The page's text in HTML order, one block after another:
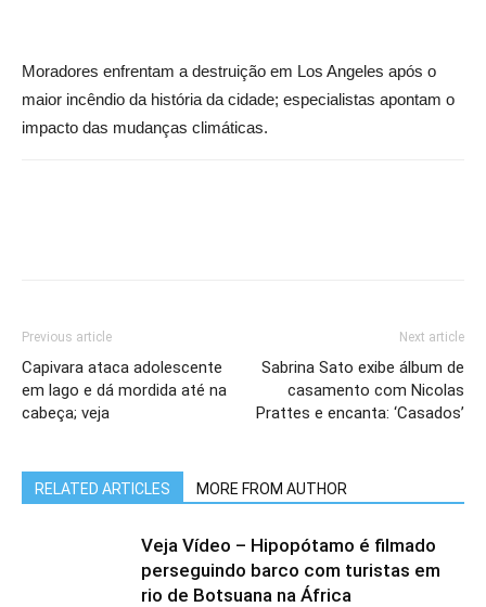
Moradores enfrentam a destruição em Los Angeles após o
maior incêndio da história da cidade; especialistas apontam o
impacto das mudanças climáticas.
Previous article
Capivara ataca adolescente
em lago e dá mordida até na
cabeça; veja
Next article
Sabrina Sato exibe álbum de
casamento com Nicolas
Prattes e encanta: ‘Casados’
RELATED ARTICLES MORE FROM AUTHOR
Veja Vídeo – Hipopótamo é filmado
perseguindo barco com turistas em
rio de Botsuana na África